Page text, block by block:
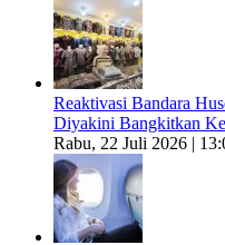
Reaktivasi Bandara
Diyakini Bangkitkan
Rabu, 22 Juli 2026 |